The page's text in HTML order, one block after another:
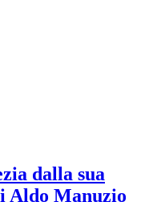
dalla sua
Aldo Manuzio